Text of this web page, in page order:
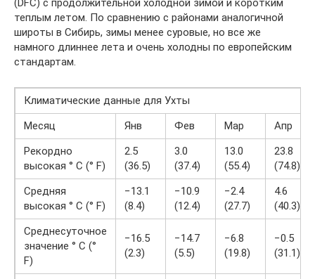
(DFC) с продолжительной холодной зимой и коротким
теплым летом. По сравнению с районами аналогичной
широты в Сибирь, зимы менее суровые, но все же
намного длиннее лета и очень холодны по европейским
стандартам.
Климатические данные для Ухты
Месяц
Янв Фев Мар
Апр
Рекордно
высокая ° C (° F)
2.5
(36.5)
3.0
(37.4)
13.0
(55.4)
23.8
(74.8)
Средняя
высокая ° C (° F)
−13.1
(8.4)
−10.9
(12.4)
−2.4
(27.7)
4.6
(40.3)
Среднесуточное
значение ° C (°
F)
−16.5
(2.3)
−14.7
(5.5)
−6.8
(19.8)
−0.5
(31.1)